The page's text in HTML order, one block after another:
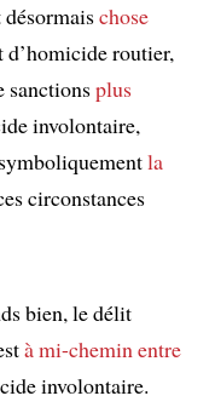
chose
routier,
sanctionsplus
involontaire,
la
circonstances
bien, le délit
à mi-chemin entre
involontaire.